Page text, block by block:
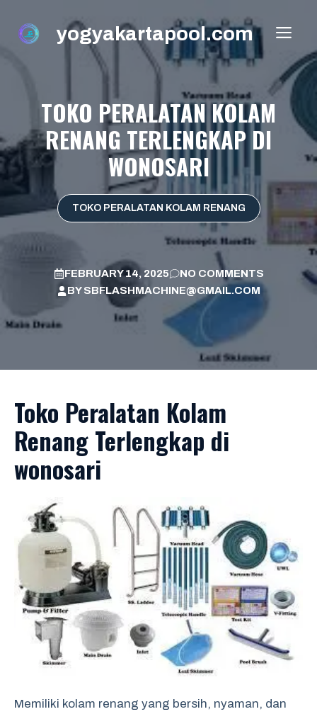
content
yogyakartapool.com
TOKO PERALATAN KOLAM
RENANG TERLENGKAP DI
WONOSARI
TOKO PERALATAN KOLAM RENANG
FEBRUARY 14, 2025
NO COMMENTS
BYSBFLASHMACHINE@GMAIL.COM
Toko Peralatan Kolam
Renang Terlengkap di
wonosari
Memiliki kolam renang yang bersih, nyaman, dan